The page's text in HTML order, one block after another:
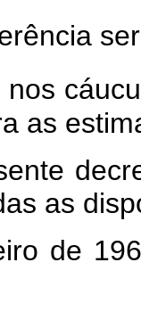
as
as
de